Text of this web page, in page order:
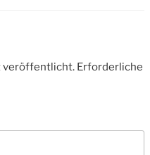
veröffentlicht. Erforderliche